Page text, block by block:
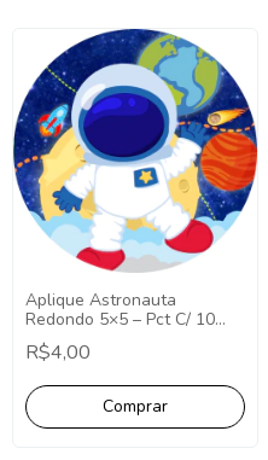
Aplique Astronauta
Redondo 5×5 – Pct C/ 10
unid
R$4,00